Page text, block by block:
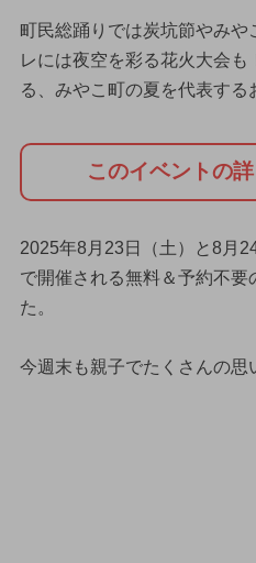
町民総踊りでは炭坑節やみ
レには夜空を彩る花火大会
る、みやこ町の夏を代表する
このイベントの
2025年8月23日（土）と8月
で開催される無料＆予約不要
た。
今週末も親子でたくさんの思